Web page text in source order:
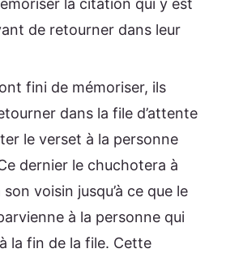
la citation qui y est
de retourner dans leur
fini de mémoriser, ils
dans la file d’attente
le verset à la personne
dernier le chuchotera à
voisin jusqu’à ce que le
à la personne qui
la fin de la file. Cette